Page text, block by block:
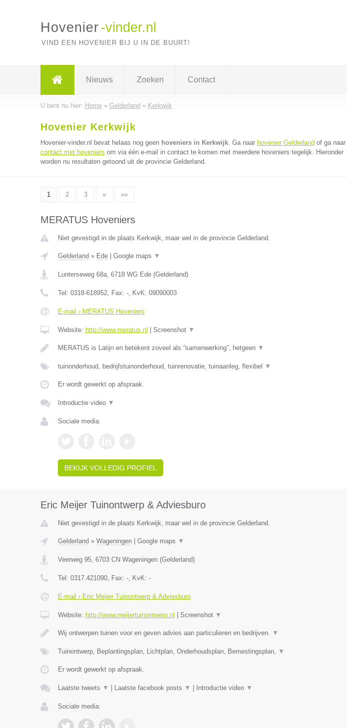
Hovenier -vinder.nl
VIND EEN HOVENIER BIJ U IN DE BUURT!
Nieuws Zoeken Contact
U bent nu hier: Home» Gelderland » Kerkwijk
Hovenier Kerkwijk
Hovenier-vinder.nl bevat helaas nog geen hoveniers in Kerkwijk. Ga naar hovenier Gelderland of ga naar
contact met hoveniers om via één e-mail in contact te komen met meerdere hoveniers tegelijk. Hieronder
worden nu resultaten getoond uit de provincie Gelderland.
1 2 3 » »»
MERATUS Hoveniers
Niet gevestigd in de plaats Kerkwijk, maar wel in de provincie Gelderland.
Gelderland » Ede| Google maps ▼
Lunterseweg 68a, 6718 WG Ede(Gelderland)
Tel: 0318-618952, Fax: -, KvK: 09090003
E-mail › MERATUS Hoveniers
Website: http://www.meratus.nl Screenshot ▼
MERATUS is Latijn en betekent zoveel als “samenwerking”, hetgeen ▼
tuinonderhoud, bedrijfstuinonderhoud, tuinrenovatie, tuinaanleg, flexibel ▼
Er wordt gewerkt op afspraak.
Introductie video ▼
Sociale media:
BEKIJK VOLLEDIG PROFIEL
Eric Meijer Tuinontwerp & Adviesburo
Niet gevestigd in de plaats Kerkwijk, maar wel in de provincie Gelderland.
Gelderland » Wageningen| Google maps ▼
Veerweg 95, 6703 CN Wageningen(Gelderland)
Tel: 0317.421090, Fax: -, KvK: -
E-mail › Eric Meijer Tuinontwerp & Adviesburo
Website: http://www.meijertuinontwerp.nl Screenshot ▼
Wij ontwerpen tuinen voor en geven advies aan particulieren en bedrijven. ▼
Tuinontwerp, Beplantingsplan, Lichtplan, Onderhoudsplan, Bemestingsplan, ▼
Er wordt gewerkt op afspraak.
Laatste tweets ▼ Laatste facebook posts ▼ Introductie video ▼
Sociale media: